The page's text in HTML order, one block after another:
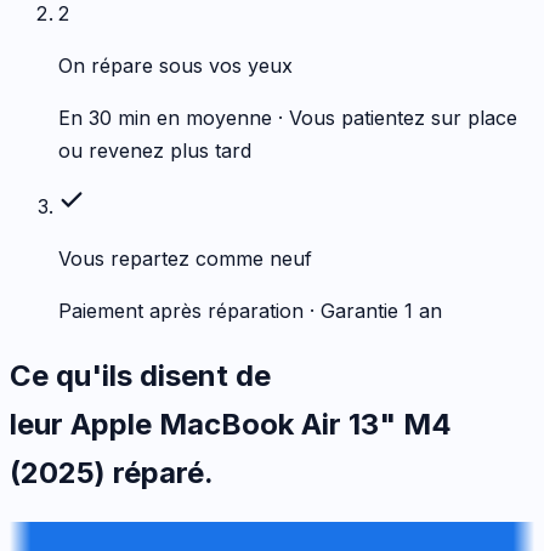
2
On répare sous vos yeux
En 30 min en moyenne · Vous patientez sur place
ou revenez plus tard
Vous repartez comme neuf
Paiement après réparation · Garantie 1 an
Ce qu'ils disent de
leur Apple MacBook Air 13" M4
(2025) réparé.